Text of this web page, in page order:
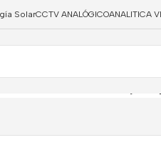
SolarCCTV ANALÓGICOANALITICA